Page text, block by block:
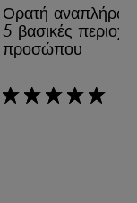
Ορατή
5 βασικές
προσώπου
rating: 5 out of 5